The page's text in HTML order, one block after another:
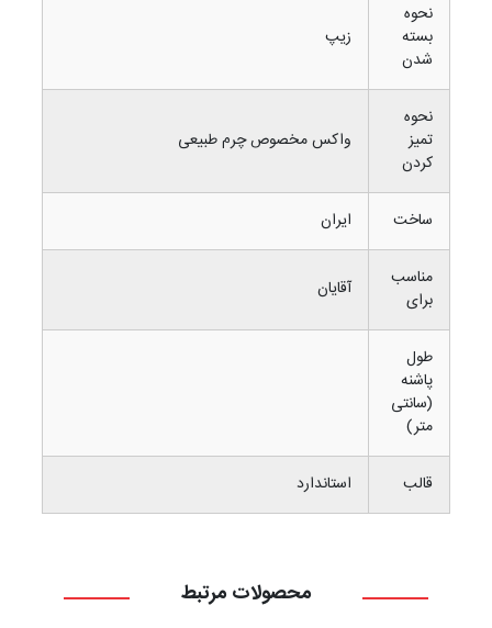
نحوه
بسته
شدن
زیپ
نحوه
تمیز
کردن
واکس مخصوص چرم طبیعی
ساخت ایران
مناسب
برای
آقایان
طول
پاشنه
(سانتی
متر)
قالب استاندارد
محصولات مرتبط